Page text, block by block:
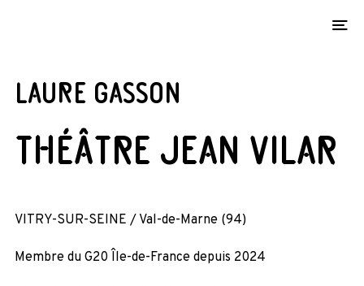
LAURE GASSON
théâtre jean vilar
VITRY-SUR-SEINE / Val-de-Marne (94)
Membre du G20 Île-de-France depuis 2024